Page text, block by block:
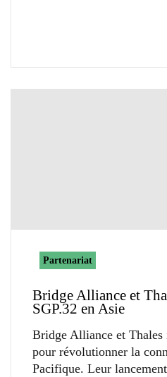
Partenariat
Bridge Alliance et
SGP.32 en Asie
Bridge Alliance et Thales
pour révolutionner la
Pacifique. Leur lancement